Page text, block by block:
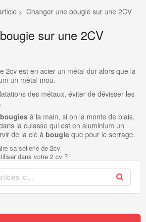
Changer une bougie sur une 2CV
sur une 2CV
2cvest en acier un métal dur alors que la
un métal mou.
des métaux, éviter de dévisser les
bougies à la main, si on la monte de biais,
la culasse qui est en aluminium un
de la clé à bougie que pour le serrage.
sa sellerie de 2cv
dans votre 2 cv ?